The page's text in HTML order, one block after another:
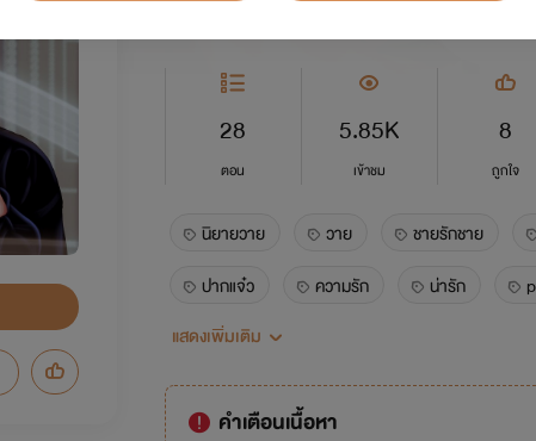
28
ตอน
5.85K
เข้าชม
8
ถูกใจ
นิยายวาย วาย ชายรักชาย
ปากแจ๋ว
ความรัก น่ารัก
นิยายรัก
เอาใจช่วย
นิยายวายปัจจุบัน พระ
แสดงเพิ่มเติม
คำเตือนเนื้อหา